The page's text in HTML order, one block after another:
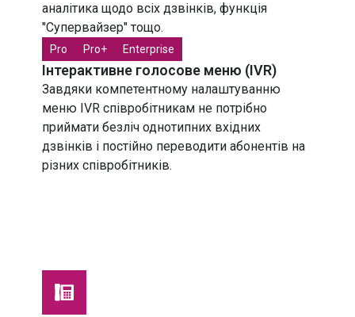
аналітика щодо всіх дзвінків, функція
"Супервайзер" тощо.
Інтерактивне голосове меню (IVR)
Pro Pro+ Enterprise
Завдяки компетентному налаштуванню
меню IVR співробітникам не потрібно
приймати безліч однотипних вхідних
дзвінків і постійно переводити абонентів на
різних співробітників.